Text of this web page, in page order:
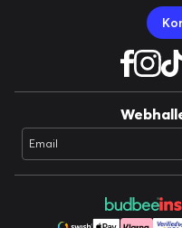
Email